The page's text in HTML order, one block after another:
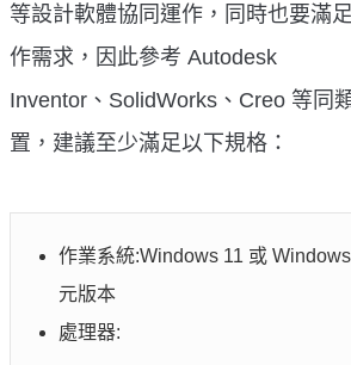
等設計軟體協同運作，同時也要滿
作需求，因此參考 Autodesk
Inventor、SolidWorks、Creo 等同
置，建議至少滿足以下規格：
作業系統:Windows 11 或
元版本
處理器: